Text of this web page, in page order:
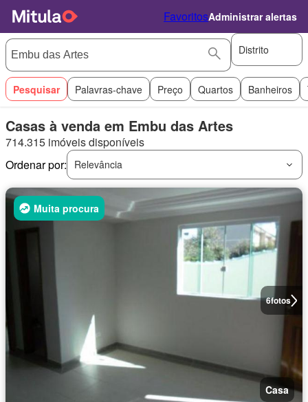
FavoritosAdministrar alertas
Distrito
Pesquisar Palavras-chave Preço Quartos Banheiros
Casas à venda em Embu das Artes
714.315 imóveis disponíveis
Ordenar por:
Relevância
6fotos
Muita procura
Casa